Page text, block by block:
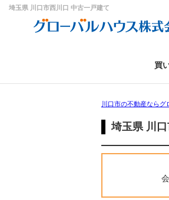
埼玉県 川口市西川口 中古一戸建て
買
川口市の不動産なら
埼玉県 川